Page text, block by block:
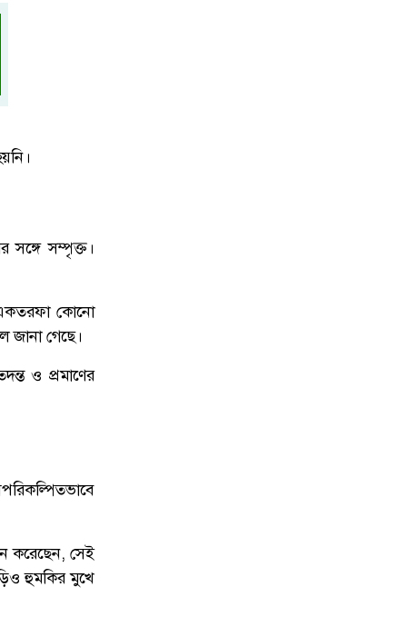
সঙ্গে সম্পৃক্ত।
একতরফা কোনো
জানা গেছে।
ও প্রমাণের
করেছেন, সেই
হুমকির মুখে